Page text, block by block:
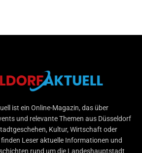
Aktuell
ist ein Online-Magazin, das über
und relevante Themen aus Düsseldorf
Kultur, Wirtschaft oder
Leser aktuelle Informationen und
rund um die Landeshauptstadt